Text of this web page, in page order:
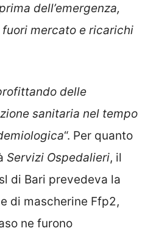
dell’emergenza,
mercato e ricarichi
delle
sanitaria nel tempo
“. Per quanto
Servizi Ospedalieri, il
di Bari prevedeva la
di mascherine Ffp2,
ne furono